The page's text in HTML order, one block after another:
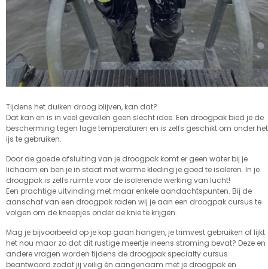
Tijdens het duiken droog blijven, kan dat?
Dat kan en is in veel gevallen geen slecht idee. Een droogpak bied je de
bescherming tegen lage temperaturen en is zelfs geschikt om onder het
ijs te gebruiken.
Door de goede afsluiting van je droogpak komt er geen water bij je
lichaam en ben je in staat met warme kleding je goed te isoleren. In je
droogpak is zelfs ruimte voor de isolerende werking van lucht!
Een prachtige uitvinding met maar enkele aandachtspunten. Bij de
aanschaf van een droogpak raden wij je aan een droogpak cursus te
volgen om de kneepjes onder de knie te krijgen.
Mag je bijvoorbeeld op je kop gaan hangen, je trimvest gebruiken of lijkt
het nou maar zo dat dit rustige meertje ineens stroming bevat? Deze en
andere vragen worden tijdens de droogpak specialty cursus
beantwoord zodat jij veilig èn aangenaam met je droogpak en